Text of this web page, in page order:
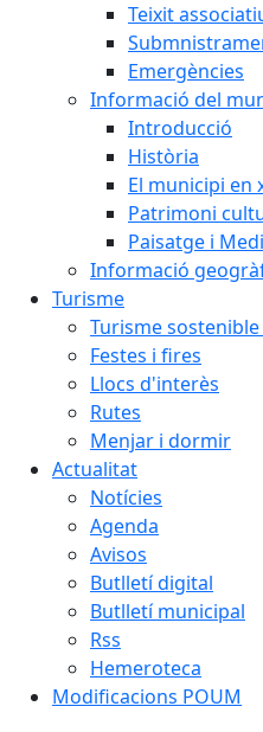
Teixit
Emergències
Informació del
Introducció
Història
El municipi en
Patrimoni
Paisatge i
Informació
Turisme
Turisme sostenible
Festes i fires
Llocs d'interès
Rutes
Menjar i dormir
Actualitat
Notícies
Agenda
Avisos
Butlletí digital
Butlletí municipal
Rss
Hemeroteca
Modificacions POUM